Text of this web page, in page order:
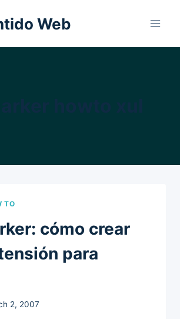
Web
TO
cómo crear
para
2, 2007